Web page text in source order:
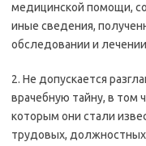
медицинской помощи,
иные сведения,
обследовании и
2. Не допускается
врачебную тайну, в том
которым они стали
трудовых,